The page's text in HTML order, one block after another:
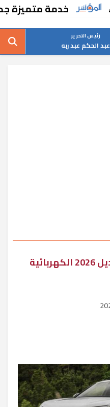
خدمة متميزة جديدة
رئيس التحرير
عبد الحكم عبد ربه
سعر أودي Q6 e-tron موديل 2026 الكهربائية